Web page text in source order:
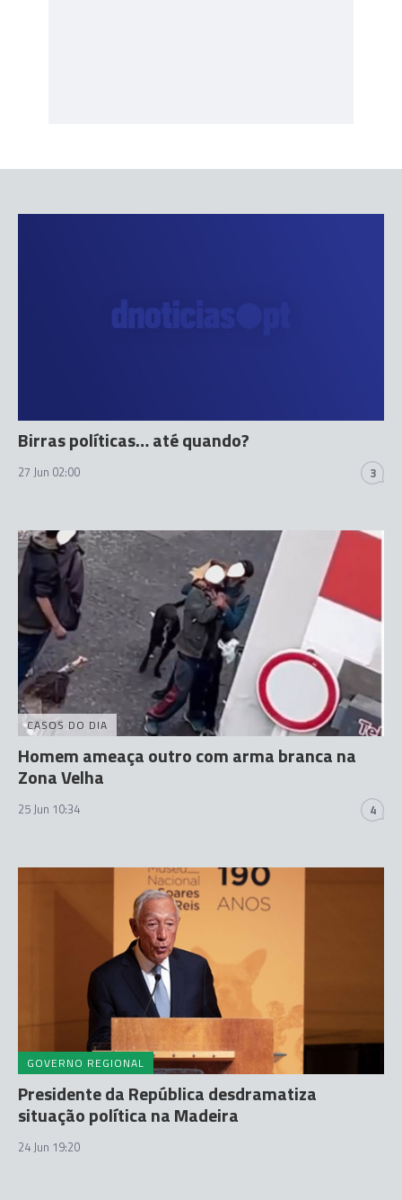
Birras políticas… até quando?
27 Jun 02:00 3
CASOS DO DIA
Homem ameaça outro com arma branca na
Zona Velha
25 Jun 10:34 4
GOVERNO REGIONAL
Presidente da República desdramatiza
situação política na Madeira
24 Jun 19:20